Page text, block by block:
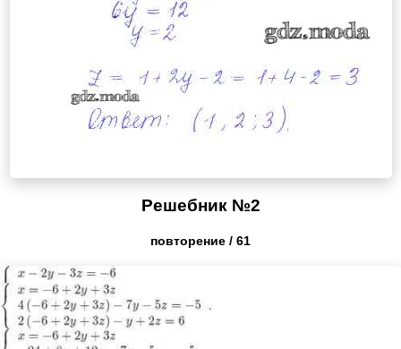
Решебник №2
повторение / 61